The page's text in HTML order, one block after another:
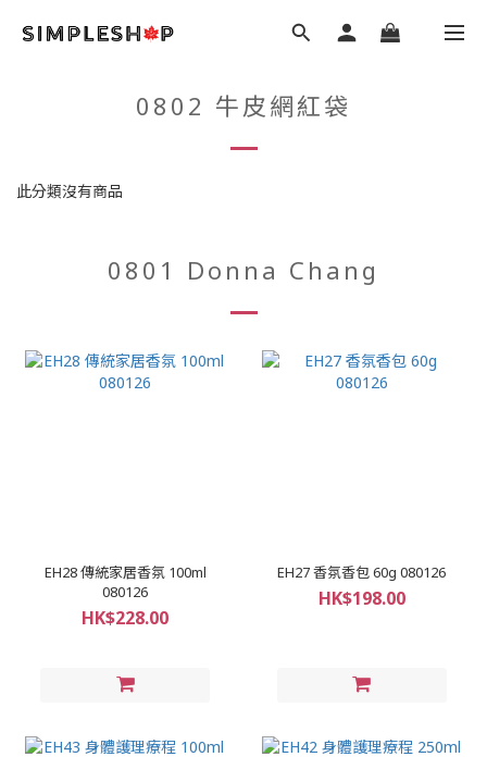
0802 牛皮網紅袋
此分類沒有商品
0801 Donna Chang
EH28 傳統家居香氛 100ml
080126
HK$228.00
EH27 香氛香包 60g 080126
HK$198.00